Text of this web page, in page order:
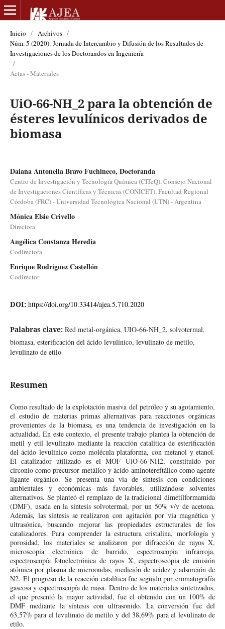
Inicio / Archivos /
Núm. 5 (2020): Jornada de Intercambio y Difusión de los Resultados de
Investigaciones de los Doctorandos en Ingeniería
/
Actas - Materiales
UiO-66-NH_2 para la obtención de
ésteres levulínicos derivados de
biomasa
Daiana Antonella Bravo Fuchineco, Doctoranda
Centro de Investigación y Tecnología Química (CITeQ), Consejo Nacional
de Investigaciones Científicas y Técnicas (CONICET), Facultad Regional
Córdoba (FRC) - Universidad Tecnológica Nacional (UTN) - Argentina
Mónica Elsie Crivello
Directora
Angélica Constanza Heredia
Codirectora
Enrique Rodríguez Castellón
Codirector
DOI: https://doi.org/10.33414/ajea.5.710.2020
Palabras clave: Red metal-orgánica, UIO-66-NH_2, solvotermal,
biomasa, esterificación del ácido levulínico, levulinato de metilo,
levulinato de etilo
Resumen
Como resultado de la explotación masiva del petróleo y su agotamiento,
el estudio de materias primas alternativas para reacciones orgánicas
provenientes de la biomasa, es una tendencia de investigación en la
actualidad. En este contexto, el presente trabajo plantea la obtención de
metil y etil levulinato mediante la reacción catalítica de esterificación
del ácido levulínico como molécula plataforma, con metanol y etanol.
El catalizador utilizado es el MOF UiO-66-NH2, constituido por
circonio como precursor metálico y ácido aminotereftálico como agente
ligante orgánico. Se presenta una vía de síntesis con condiciones
ambientales y económicas más favorables, utilizándose solventes
alternativos. Se planteó el remplazo de la tradicional dimetilformamida
(DMF), usada en la síntesis solvotermal, por un 50% v/v de acetona.
Además, las síntesis se realizaron con agitación por vía magnética y
ultrasónica, buscando mejorar las propiedades estructurales de los
catalizadores. Para comprender la estructura cristalina, morfología y
porosidad, los materiales se analizaron por difracción de rayos X,
microscopía electrónica de barrido, espectroscopia infrarroja,
espectroscopía fotoelectrónica de rayos X, espectroscopia de emisión
atómica por plasma de microondas, medición de acidez y adsorción de
N2. El progreso de la reacción catalítica fue seguido por cromatografía
gaseosa y espectroscopía de masa. Dentro de los materiales sintetizados,
el que presentó la mayor actividad, fue el obtenido con un 100% de
DMF mediante la síntesis con ultrasonido. La conversión fue del
63,57% para el levulinato de metilo y del 38,69% para el levulinato de
etilo.